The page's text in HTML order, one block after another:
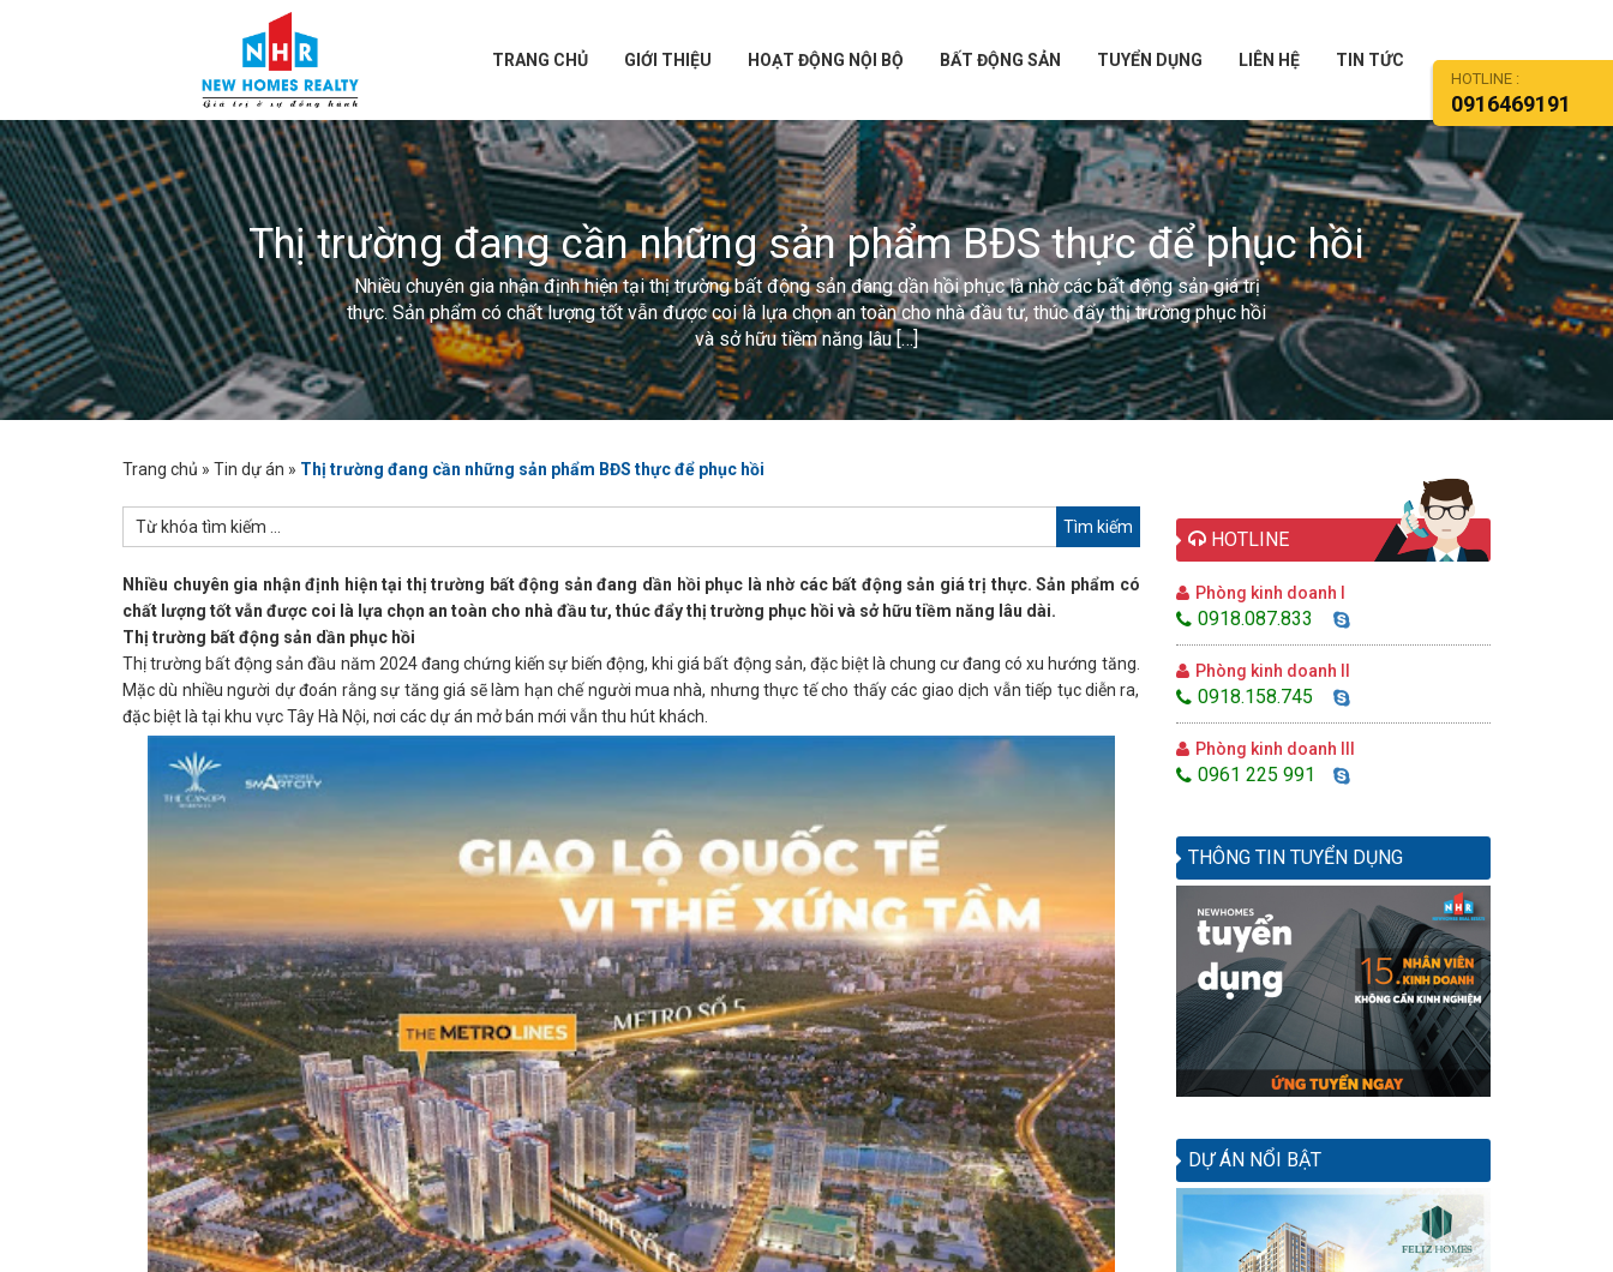
TRANG CHỦ GIỚI THIỆU HOẠT ĐỘNG NỘI BỘ BẤT ĐỘNG SẢN TUYỂN DỤNG LIÊN HỆ TIN TỨC
Thị trường đang cần những sản phẩm BĐS thực để phục hồi
Nhiều chuyên gia nhận định hiện tại thị trường bất động sản đang dần hồi phục là nhờ các bất động sản giá trị
thực. Sản phẩm có chất lượng tốt vẫn được coi là lựa chọn an toàn cho nhà đầu tư, thúc đẩy thị trường phục hồi
và sở hữu tiềm năng lâu […]
Trang chủ » Tin dự án » Thị trường đang cần những sản phẩm BĐS thực để phục hồi
Nhiều chuyên gia nhận định hiện tại thị trường bất động sản đang dần hồi phục là nhờ các bất động sản giá trị thực. Sản phẩm có
chất lượng tốt vẫn được coi là lựa chọn an toàn cho nhà đầu tư, thúc đẩy thị trường phục hồi và sở hữu tiềm năng lâu dài.
Thị trường bất động sản dần phục hồi
Thị trường bất động sản đầu năm 2024 đang chứng kiến sự biến động, khi giá bất động sản, đặc biệt là chung cư đang có xu hướng tăng.
Mặc dù nhiều người dự đoán rằng sự tăng giá sẽ làm hạn chế người mua nhà, nhưng thực tế cho thấy các giao dịch vẫn tiếp tục diễn ra,
đặc biệt là tại khu vực Tây Hà Nội, nơi các dự án mở bán mới vẫn thu hút khách.
HOTLINE
Phòng kinh doanh I
0918.087.833
Phòng kinh doanh II
0918.158.745
Phòng kinh doanh III
0961 225 991
THÔNG TIN TUYỂN DỤNG
DỰ ÁN NỔI BẬT
HOTLINE :
0916469191